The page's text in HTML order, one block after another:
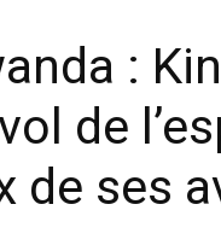
:
de
de ses